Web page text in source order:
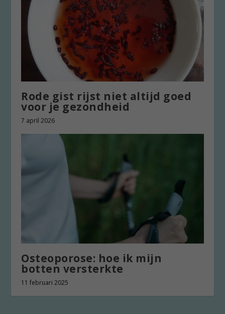
Rode gist rijst niet altijd goed
voor je gezondheid
7 april 2026
Osteoporose: hoe ik mijn
botten versterkte
11 februari 2025